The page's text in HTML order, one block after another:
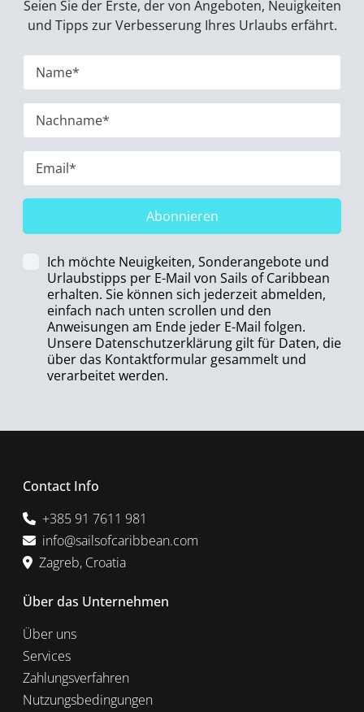
Seien Sie der Erste, der von Angeboten, Neuigkeiten
und Tipps zur Verbesserung Ihres Urlaubs erfährt.
Abonnieren
Ich möchte Neuigkeiten, Sonderangebote und
Urlaubstipps per E-Mail von Sails of Caribbean
erhalten. Sie können sich jederzeit abmelden,
einfach nach unten scrollen und den
Anweisungen am Ende jeder E-Mail folgen.
Unsere Datenschutzerklärung gilt für Daten, die
über das Kontaktformular gesammelt und
verarbeitet werden.
Contact Info
+385 91 7611 981
info@sailsofcaribbean.com
Zagreb, Croatia
Über das Unternehmen
Über uns
Services
Zahlungsverfahren
Nutzungsbedingungen